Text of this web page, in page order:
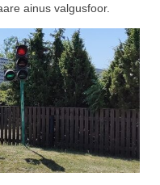
ainus valgusfoor.